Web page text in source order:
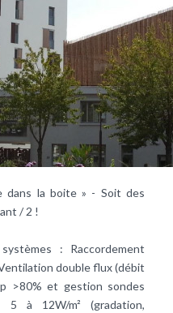
la boite » - Soit des
/ 2 !
: Raccordement
double flux (débit
>80% et gestion sondes
5 à 12W/m² (gradation,